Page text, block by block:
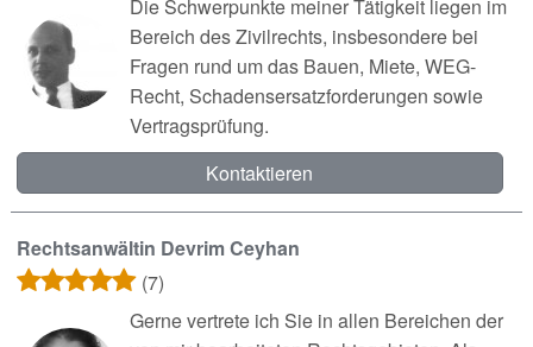
Die Schwerpunkte meiner Tätigkeit liegen im
Bereich des Zivilrechts, insbesondere bei
Fragen rund um das Bauen, Miete, WEG-
Recht, Schadensersatzforderungen sowie
Vertragsprüfung.
Kontaktieren
Rechtsanwältin Devrim Ceyhan
(7)
Gerne vertrete ich Sie in allen Bereichen der